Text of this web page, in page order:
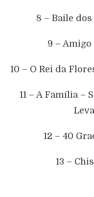
8 – Baile
9 – Amigo
10 – O Rei da
11 – A Família –
12 – 40
13 –